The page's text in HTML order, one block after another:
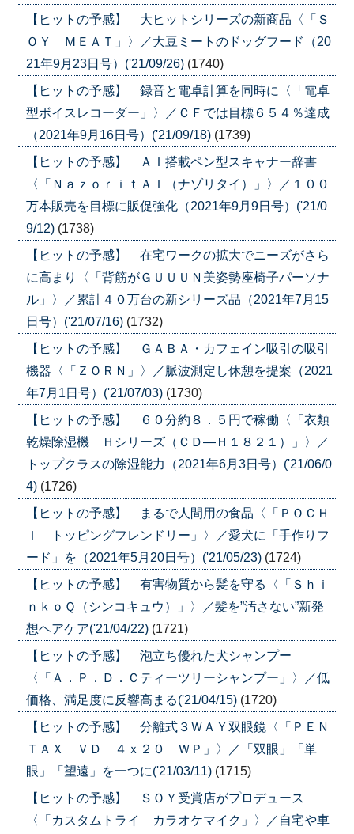
【ヒットの予感】 大ヒットシリーズの新商品〈「Ｓ
ＯＹ ＭＥＡＴ」〉／大豆ミートのドッグフード（20
21年9月23日号）('21/09/26) (1740)
【ヒットの予感】 録音と電卓計算を同時に〈「電卓
型ボイスレコーダー」〉／ＣＦでは目標６５４％達成
（2021年9月16日号）('21/09/18) (1739)
【ヒットの予感】 ＡＩ搭載ペン型スキャナー辞書
〈「ＮａｚｏｒｉｔＡＩ（ナゾリタイ）」〉／１００
万本販売を目標に販促強化（2021年9月9日号）('21/0
9/12) (1738)
【ヒットの予感】 在宅ワークの拡大でニーズがさら
に高まり〈「背筋がＧＵＵＵＮ美姿勢座椅子パーソナ
ル」〉／累計４０万台の新シリーズ品（2021年7月15
日号）('21/07/16) (1732)
【ヒットの予感】 ＧＡＢＡ・カフェイン吸引の吸引
機器〈「ＺＯＲＮ」〉／脈波測定し休憩を提案（2021
年7月1日号）('21/07/03) (1730)
【ヒットの予感】 ６０分約８．５円で稼働〈「衣類
乾燥除湿機 Ｈシリーズ（ＣＤ―Ｈ１８２１）」〉／
トップクラスの除湿能力（2021年6月3日号）('21/06/0
4) (1726)
【ヒットの予感】 まるで人間用の食品〈「ＰＯＣＨ
Ｉ トッピングフレンドリー」〉／愛犬に「手作りフ
ード」を（2021年5月20日号）('21/05/23) (1724)
【ヒットの予感】 有害物質から髪を守る〈「Ｓｈｉ
ｎｋｏＱ（シンコキュウ）」〉／髪を”汚さない”新発
想ヘアケア('21/04/22) (1721)
【ヒットの予感】 泡立ち優れた犬シャンプー
〈「Ａ．Ｐ．Ｄ．Ｃティーツリーシャンプー」〉／低
価格、満足度に反響高まる('21/04/15) (1720)
【ヒットの予感】 分離式３ＷＡＹ双眼鏡〈「ＰＥＮ
ＴＡＸ ＶＤ ４ｘ２０ ＷＰ」〉／「双眼」「単
眼」「望遠」を一つに('21/03/11) (1715)
【ヒットの予感】 ＳＯＹ受賞店がプロデュース
〈「カスタムトライ カラオケマイク」〉／自宅や車